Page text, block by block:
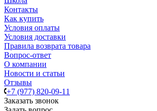
Контакты
Как купить
Условия оплаты
Условия доставки
Правила возврата товара
Вопрос-ответ
О компании
Новости и статьи
Отзывы
+7 (977) 820-09-11
Заказать звонок